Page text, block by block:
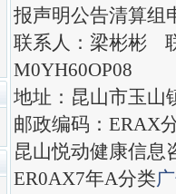
报声明公告清算组
联系人：梁彬彬
M0YH60OP08
地址：昆山市玉山
邮政编码：ERAX
昆山悦动健康信息
ER0AX7年A分类